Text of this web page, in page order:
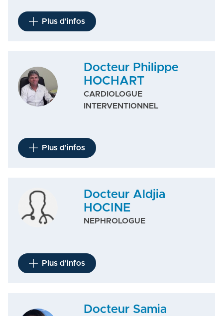
Plus d'infos
Docteur Philippe
HOCHART
CARDIOLOGUE
INTERVENTIONNEL
Plus d'infos
Docteur Aldjia
HOCINE
NEPHROLOGUE
Plus d'infos
Docteur Samia